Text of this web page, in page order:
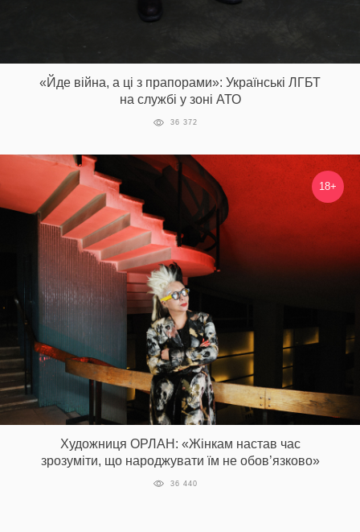
«Йде війна, а ці з прапорами»: Українські ЛГБТ
на службі у зоні АТО
36 372
18+
Художниця ОРЛАН: «Жінкам настав час
зрозуміти, що народжувати їм не обов’язково»
36 440